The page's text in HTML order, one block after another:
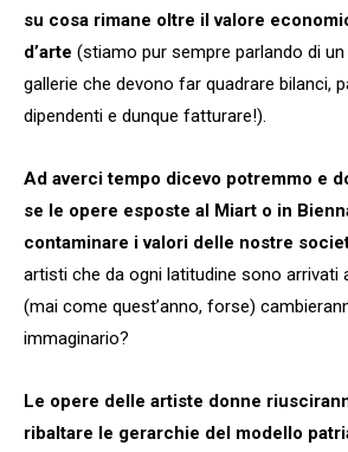
su cosa rimane oltre il valore
d’arte (stiamo pur sempre parlando di
gallerie che devono far quadrare bilanci,
dipendenti e dunque fatturare!).
Ad averci tempo dicevo potremmo e
se le opere esposte al Miart o in
contaminare i valori delle nostre
artisti che da ogni latitudine sono arrivati
(mai come quest’anno, forse)
immaginario?
Le opere delle artiste donne
ribaltare le gerarchie del modello